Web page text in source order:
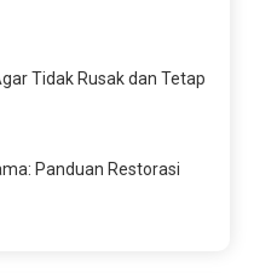
Tidak Rusak dan Tetap
Panduan Restorasi